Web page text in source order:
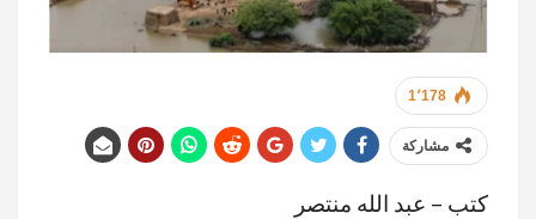
1٬178
مشاركة
كتب – عبد الله منتصر